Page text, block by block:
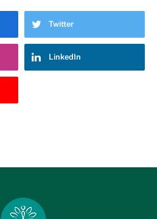
Twitter
LinkedIn